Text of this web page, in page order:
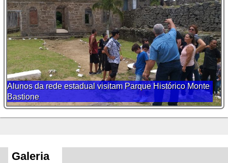
Alunos da rede estadual visitam Parque Histórico Monte
Bastione
Galeria